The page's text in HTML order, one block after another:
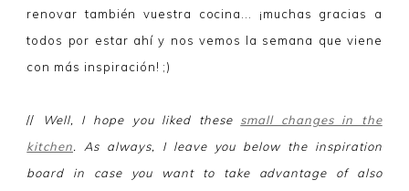
renovar también vuestra cocina... ¡muchas gracias a
todos por estar ahí y nos vemos la semana que viene
con más inspiración! ;)
// Well, I hope you liked these small changes in the
kitchen. As always, I leave you below the inspiration
board in case you want to take advantage of also